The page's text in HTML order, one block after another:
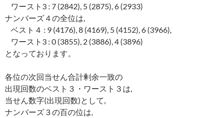
ワースト3 : 7 (2842), 5 (2875), 6 (2933)
ナンバーズ４の全位は,
ベスト４ : 9 (4176), 8 (4169), 5 (4152), 6 (3966),
ワースト3 : 0 (3855), 2 (3886), 4 (3896)
となっております。
各位の次回当せん合計剰余一致の
出現回数のベスト３・ワースト３は,
当せん数字(出現回数)として,
ナンバーズ３の百の位は,